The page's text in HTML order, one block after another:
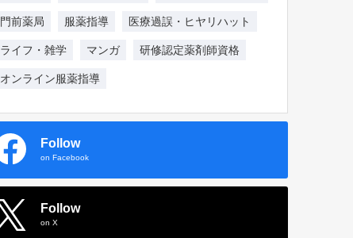
門前薬局 服薬指導 医療過誤・ヒヤリハット
ライフ・雑学 マンガ 研修認定薬剤師資格
オンライン服薬指導
Follow
on Facebook
Follow
on X